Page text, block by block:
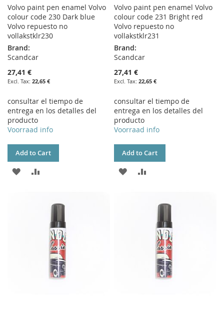
Volvo paint pen enamel Volvo
colour code 230 Dark blue
Volvo repuesto no
vollakstklr230
Brand:
Scandcar
27,41 €
22,65 €
consultar el tiempo de
entrega en los detalles del
producto
Voorraad info
Add to Cart
ADD
COMPARE
Volvo paint pen enamel Volvo
colour code 231 Bright red
Volvo repuesto no
vollakstklr231
Brand:
Scandcar
27,41 €
22,65 €
consultar el tiempo de
entrega en los detalles del
producto
Voorraad info
Add to Cart
ADD
COMPARE